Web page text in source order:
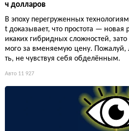
ч долларов
В эпоху перегруженных
t доказывает, что простота —
икаких гибридных сложностей,
мого за вменяемую цену. Пожалуй,
ть, не чувствуя себя обделённым.
Авто 11 927